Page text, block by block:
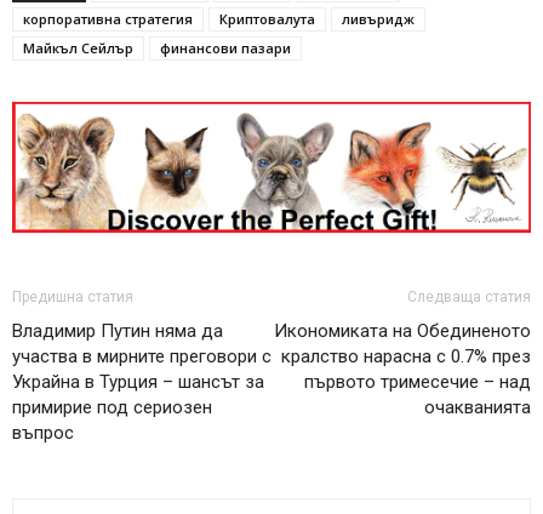
корпоративна стратегия
Криптовалута
ливъридж
Майкъл Сейлър
финансови пазари
Предишна статия
Владимир Путин няма да
участва в мирните преговори с
Украйна в Турция – шансът за
примирие под сериозен
въпрос
Следваща статия
Икономиката на Обединеното
кралство нарасна с 0.7% през
първото тримесечие – над
очакванията